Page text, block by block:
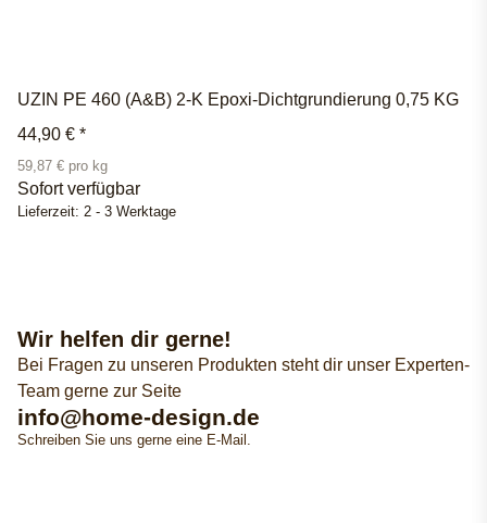
UZIN PE 460 (A&B) 2-K Epoxi-Dichtgrundierung 0,75 KG
44,90 € *
59,87 € pro kg
Sofort verfügbar
Lieferzeit: 2 - 3 Werktage
Wir helfen dir gerne!
Bei Fragen zu unseren Produkten steht dir unser Experten-
Team gerne zur Seite
info@home-design.de
Schreiben Sie uns gerne eine E-Mail.